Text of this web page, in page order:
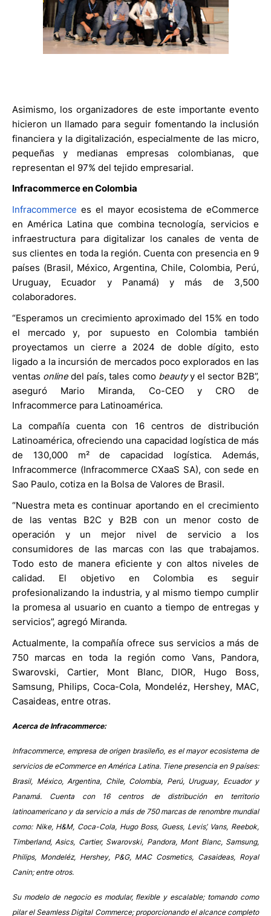
Asimismo, los organizadores de este importante evento
hicieron un llamado para seguir fomentando la inclusión
financiera y la digitalización, especialmente de las micro,
pequeñas y medianas empresas colombianas, que
representan el 97% del tejido empresarial.
InfracommerceenColombia
Infracommerce es el mayor ecosistema de eCommerce
en América Latina que combina tecnología, servicios e
infraestructura para digitalizar los canales de venta de
sus clientes en toda la región. Cuenta con presencia en 9
países (Brasil, México, Argentina, Chile, Colombia, Perú,
Uruguay, Ecuador y Panamá) y más de 3,500
colaboradores.
“Esperamos un crecimiento aproximado del 15% en todo
el mercado y, por supuesto en Colombia también
proyectamos un cierre a 2024 de doble dígito, esto
ligado a la incursión de mercados poco explorados en las
ventas online del país, tales como beautyy el sector B2B”,
aseguró Mario Miranda, Co-CEO y CRO de
Infracommerce para Latinoamérica.
La compañía cuenta con 16 centros de distribución
Latinoamérica, ofreciendo una capacidad logística de más
de 130,000 m² de capacidad logística. Además,
Infracommerce (Infracommerce CXaaS SA), con sede en
Sao Paulo, cotiza en la Bolsa de Valores de Brasil.
“Nuestra meta es continuar aportando en el crecimiento
de las ventas B2C y B2B con un menor costo de
operación y un mejor nivel de servicio a los
consumidores de las marcas con las que trabajamos.
Todo esto de manera eficiente y con altos niveles de
calidad. El objetivo en Colombia es seguir
profesionalizando la industria, y al mismo tiempo cumplir
la promesa al usuario en cuanto a tiempo de entregas y
servicios”, agregó Miranda.
Actualmente, la compañía ofrece sus servicios a más de
750 marcas en toda la región como Vans, Pandora,
Swarovski, Cartier, Mont Blanc, DIOR, Hugo Boss,
Samsung, Philips, Coca-Cola, Mondeléz, Hershey, MAC,
Casaideas, entre otras.
Acerca de Infracommerce:
Infracommerce, empresa de origen brasileño, es el mayor ecosistema de
servicios de eCommerce en América Latina. Tiene presencia en 9 países:
Brasil, México, Argentina, Chile, Colombia, Perú, Uruguay, Ecuador y
Panamá. Cuenta con 16 centros de distribución en territorio
latinoamericano y da servicio a más de 750 marcas de renombre mundial
como: Nike, H&M, Coca-Cola, Hugo Boss, Guess, Levis’, Vans, Reebok,
Timberland, Asics, Cartier, Swarovski, Pandora, Mont Blanc, Samsung,
Philips, Mondeléz, Hershey, P&G, MAC Cosmetics, Casaideas, Royal
Canin; entre otros.
Su modelo de negocio es modular, flexible y escalable; tomando como
pilar el Seamless Digital Commerce; proporcionando el alcance completo